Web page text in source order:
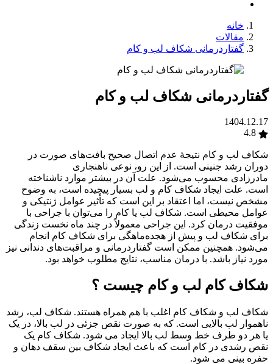
خانه
مقالات
گفتاردرمانی شکاف لب و کام
گفتاردرمانی شکاف لب و کام
1404.12.17
4.8
شکاف لب و کام نتیجهٔ عدم اتصال صحیح بافت‌های صورت در
دوران رشد جنینی است. از این رو، نوعی ناهنجاری
مادرزادی محسوب می‌شود. علت آن در بیشتر موارد ناشناخته
است. علت ایجاد شکاف کام و لب بسیار پیچیده است، به وضوح
مشخص نیست، اما اعتقاد بر این است که تأثیر عوامل ژنتیکی و
عوامل محیطی است. شکاف لب یا کام را می‌توان با جراحی با
موفقیت درمان کرد. این جراحی معمولاً در چند ماه نخست زندگی
برای شکاف لب و پیش از هجده‌ماهگی برای شکاف کام انجام
می‌شود. همچنین ممکن است گفتاردرمانی و مراقبت‌های دندانی نیز
مورد نیاز باشد. با درمان مناسب، نتایج مطلوب خواهد بود.
شکاف کام لب و کام چیست ؟
شکاف لب و شکاف کام اغلب با هم همراه هستند. شکاف لب، رشد
ناهموار لب بالایی است. که به صورت نقص جزئی در لب بالا، در یک
یا هر دو طرف خط وسط لب بالا ایجاد می شود. شکاف کام یک
نقص رشدی در کام است که باعث ایجاد شکاف بین سقف دهان و
حفره بینی می شود.